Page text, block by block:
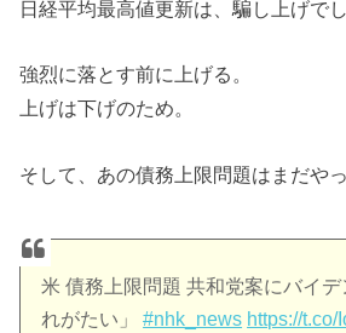
日経平均最高値更新は、騙し上げでし
強烈に落とす前に上げる。
上げは下げのため。
そして、あの債務上限問題はまだやっ
米 債務上限問題 共和党案にバイデ
れがたい」#nhk_news https://